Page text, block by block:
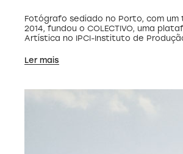
Fotógrafo sediado no Porto, com
2014, fundou o COLECTIVO, uma
Artística no IPCI-Instituto de
Ler mais